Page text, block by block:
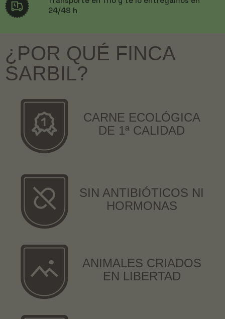
24/48 h
¿POR QUÉ FINCA
SARBIL?
CARNE ECOLÓGICA
DE 1ª CALIDAD
SIN ANTIBIÓTICOS NI
HORMONAS
ANIMALES CRIADOS
EN LIBERTAD